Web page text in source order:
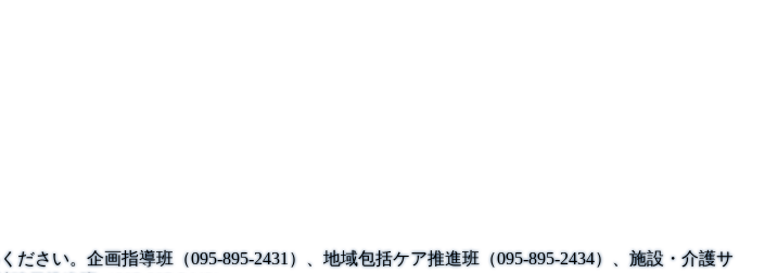
ださい。企画指導班（095-895-2431）、地域包括ケア推進班（095-895-2434）、施設・介護サ